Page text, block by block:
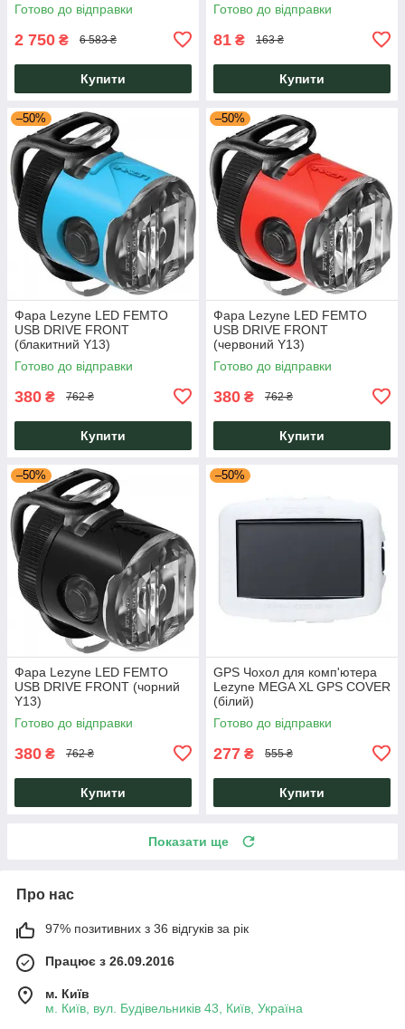
Готово до відправки
2 750 ₴ 6 583 ₴
Купити
Готово до відправки
81 ₴ 163 ₴
Купити
–50%
Фара Lezyne LED FEMTO
USB DRIVE FRONT
(блакитний Y13)
Готово до відправки
380 ₴ 762 ₴
Купити
–50%
Фара Lezyne LED FEMTO
USB DRIVE FRONT
(червоний Y13)
Готово до відправки
380 ₴ 762 ₴
Купити
–50%
Фара Lezyne LED FEMTO
USB DRIVE FRONT (чорний
Y13)
Готово до відправки
380 ₴ 762 ₴
Купити
–50%
GPS Чохол для комп'ютера
Lezyne MEGA XL GPS COVER
(білий)
Готово до відправки
277 ₴ 555 ₴
Купити
Показати ще
Про нас
97% позитивних з 36 відгуків за рік
Працює з 26.09.2016
м. Київ
м. Київ, вул. Будівельників 43, Київ, Україна